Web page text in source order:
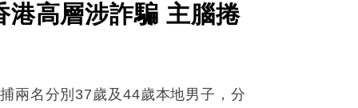
港高層涉詐騙 主腦捲
兩名分別37歲及44歲本地男子，分